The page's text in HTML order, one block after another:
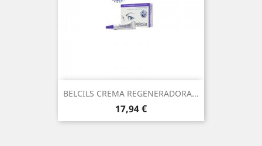
BELCILS CREMA REGENERADORA...
Precio
17,94 €